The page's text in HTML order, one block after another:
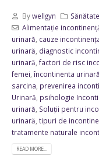
Bywellgyn
Alimentație
urinară cauze
urinară diagnostic
urinară factori de risc
femei ,încontinenta
sarcina prevenirea
Urinară psihologie
urinară Soluții pentru
urinară tipuri de
tratamente naturale
READ MORE...